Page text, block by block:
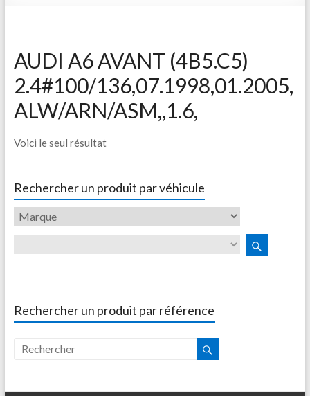
AUDI A6 AVANT (4B5.C5)
2.4#100/136,07.1998,01.2005,
ALW/ARN/ASM,,1.6,
Voici le seul résultat
Rechercher un produit par véhicule
Rechercher un produit par référence